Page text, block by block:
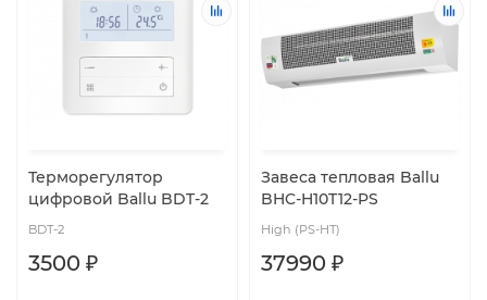
Терморегулятор
цифровой Ballu BDT-2
BDT-2
3500 ₽
Завеса тепловая Ballu
BHC-H10T12-PS
High (PS-HT)
37990 ₽